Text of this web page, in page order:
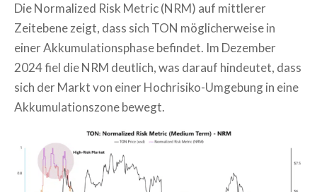
Die Normalized Risk Metric (NRM) auf mittlerer
Zeitebene zeigt, dass sich TON möglicherweise in
einer Akkumulationsphase befindet. Im Dezember
2024 fiel die NRM deutlich, was darauf hindeutet, dass
sich der Markt von einer Hochrisiko-Umgebung in eine
Akkumulationszone bewegt.